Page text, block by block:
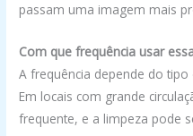
passam uma imagem mais
Com que frequência usar
A frequência depende do
Em locais com grande
frequente, e a limpeza pode